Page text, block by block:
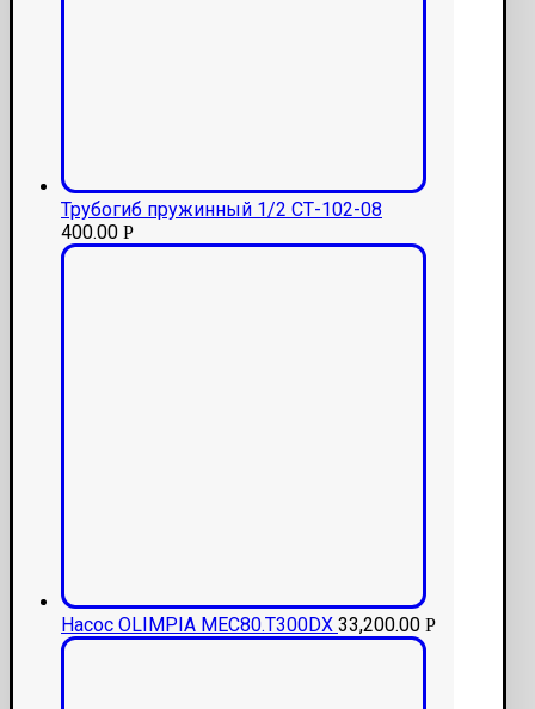
Трубогиб пружинный 1/2 СТ-102-08
400.00 Р
Насос OLIMPIA MEC80.Т300DХ 33,200.00 Р